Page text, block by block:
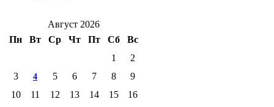
Август 2026
Пн
Вт Ср Чт Пт Сб
Вс
1
2
3
4 5 6 7 8
9
10
11 12 13 14 15
16